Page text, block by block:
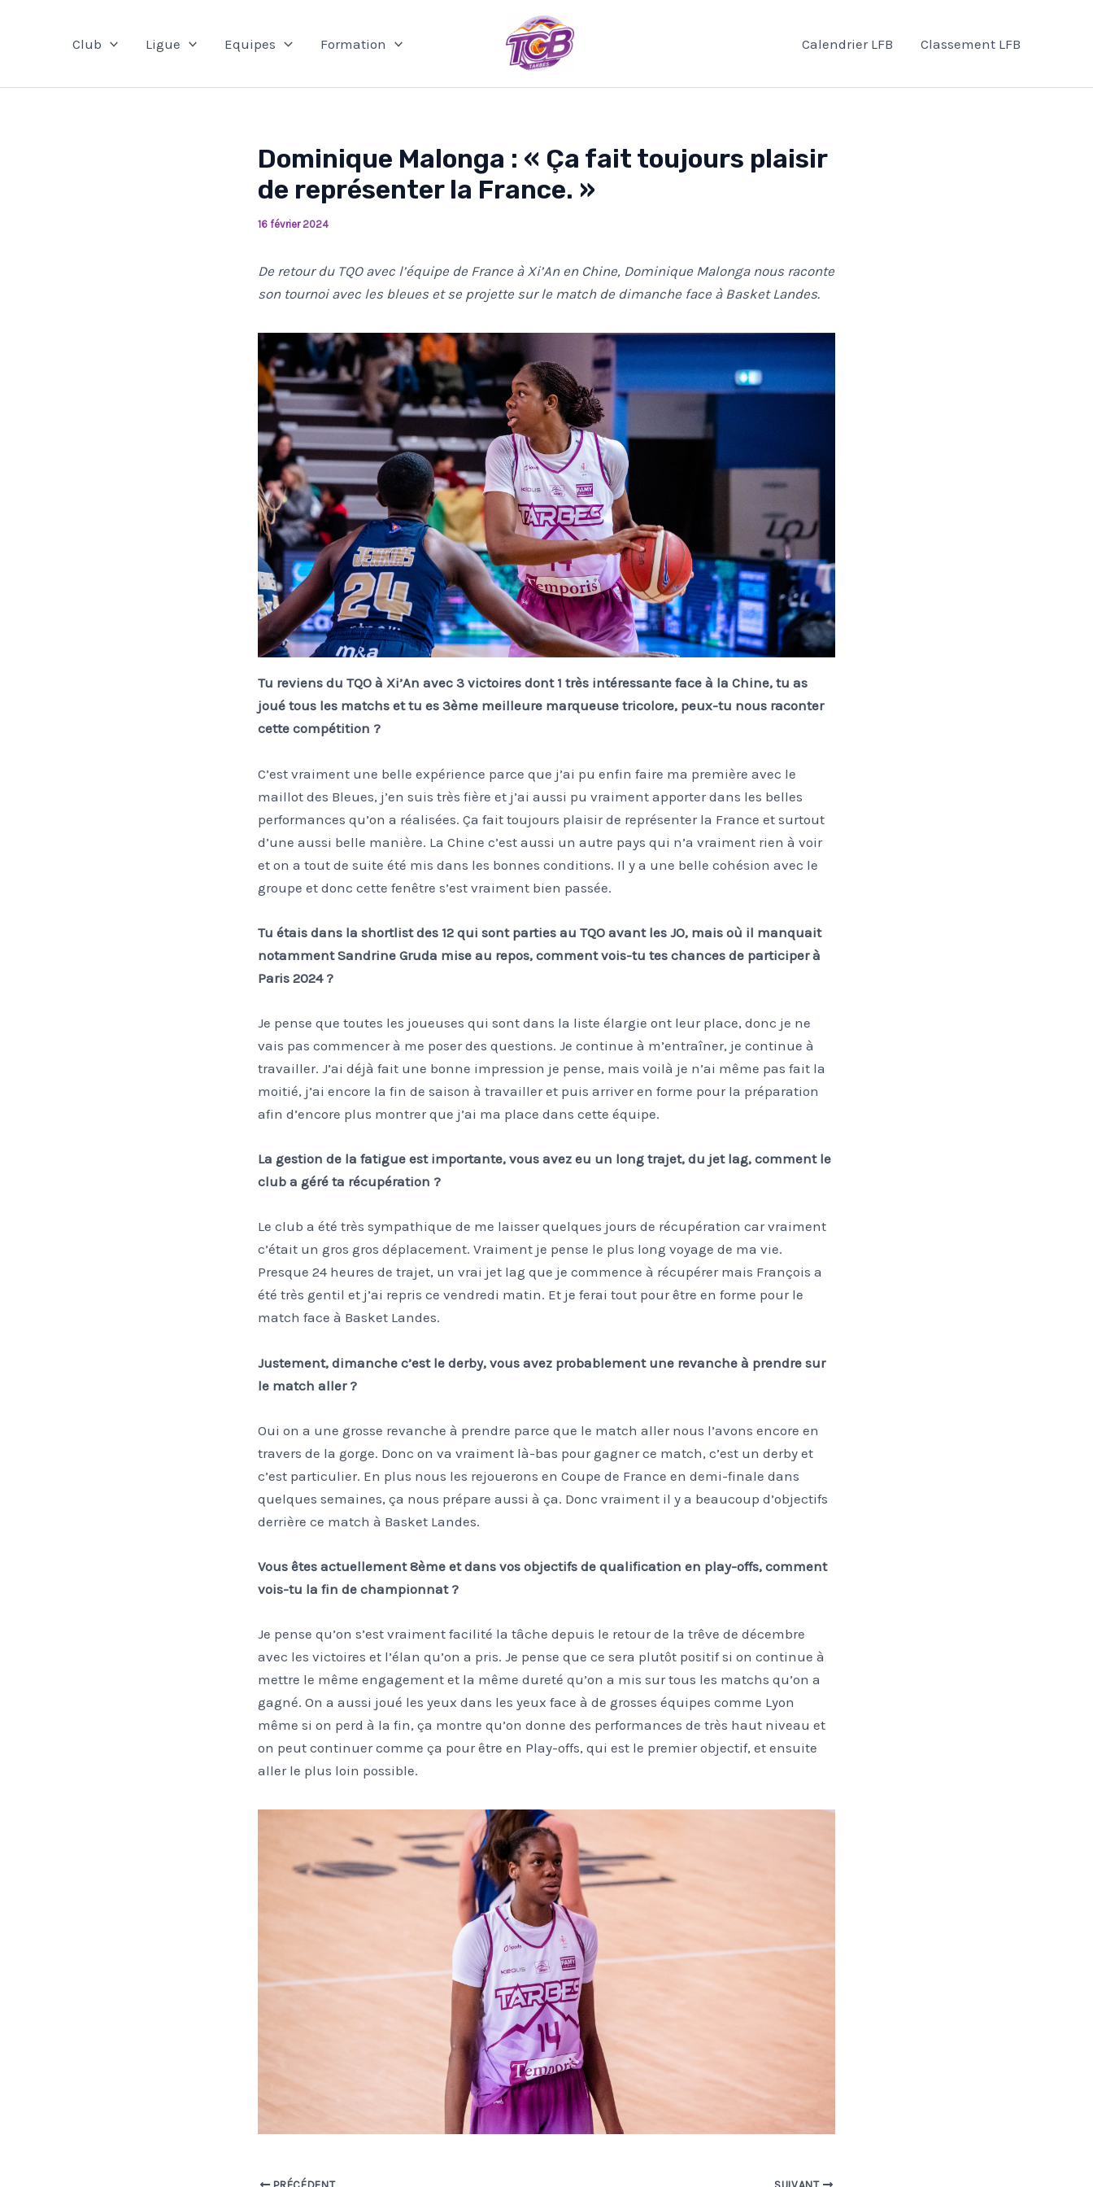
Club Ligue Equipes Formation Calendrier LFB Classement LFB
Dominique Malonga : « Ça fait toujours plaisir
de représenter la France. »
16 février 2024
De retour du TQO avec l’équipe de France à Xi’An en Chine, Dominique Malonga nous raconte
son tournoi avec les bleues et se projette sur le match de dimanche face à Basket Landes.
Tu reviens du TQO à Xi’An avec 3 victoires dont 1 très intéressante face à la Chine, tu as
joué tous les matchs et tu es 3ème meilleure marqueuse tricolore, peux-tu nous raconter
cette compétition ?
C’est vraiment une belle expérience parce que j’ai pu enfin faire ma première avec le
maillot des Bleues, j’en suis très fière et j’ai aussi pu vraiment apporter dans les belles
performances qu’on a réalisées. Ça fait toujours plaisir de représenter la France et surtout
d’une aussi belle manière. La Chine c’est aussi un autre pays qui n’a vraiment rien à voir
et on a tout de suite été mis dans les bonnes conditions. Il y a une belle cohésion avec le
groupe et donc cette fenêtre s’est vraiment bien passée.
Tu étais dans la shortlist des 12 qui sont parties au TQO avant les JO, mais où il manquait
notamment Sandrine Gruda mise au repos, comment vois-tu tes chances de participer à
Paris 2024 ?
Je pense que toutes les joueuses qui sont dans la liste élargie ont leur place, donc je ne
vais pas commencer à me poser des questions. Je continue à m’entraîner, je continue à
travailler. J’ai déjà fait une bonne impression je pense, mais voilà je n’ai même pas fait la
moitié, j’ai encore la fin de saison à travailler et puis arriver en forme pour la préparation
afin d’encore plus montrer que j’ai ma place dans cette équipe.
La gestion de la fatigue est importante, vous avez eu un long trajet, du jet lag, comment le
club a géré ta récupération ?
Le club a été très sympathique de me laisser quelques jours de récupération car vraiment
c’était un gros gros déplacement. Vraiment je pense le plus long voyage de ma vie.
Presque 24 heures de trajet, un vrai jet lag que je commence à récupérer mais François a
été très gentil et j’ai repris ce vendredi matin. Et je ferai tout pour être en forme pour le
match face à Basket Landes.
Justement, dimanche c’est le derby, vous avez probablement une revanche à prendre sur
le match aller ?
Oui on a une grosse revanche à prendre parce que le match aller nous l’avons encore en
travers de la gorge. Donc on va vraiment là-bas pour gagner ce match, c’est un derby et
c’est particulier. En plus nous les rejouerons en Coupe de France en demi-finale dans
quelques semaines, ça nous prépare aussi à ça. Donc vraiment il y a beaucoup d’objectifs
derrière ce match à Basket Landes.
Vous êtes actuellement 8ème et dans vos objectifs de qualification en play-offs, comment
vois-tu la fin de championnat ?
Je pense qu’on s’est vraiment facilité la tâche depuis le retour de la trêve de décembre
avec les victoires et l’élan qu’on a pris. Je pense que ce sera plutôt positif si on continue à
mettre le même engagement et la même dureté qu’on a mis sur tous les matchs qu’on a
gagné. On a aussi joué les yeux dans les yeux face à de grosses équipes comme Lyon
même si on perd à la fin, ça montre qu’on donne des performances de très haut niveau et
on peut continuer comme ça pour être en Play-offs, qui est le premier objectif, et ensuite
aller le plus loin possible.